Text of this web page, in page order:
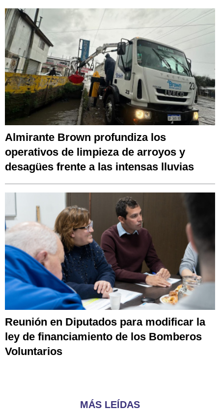
Almirante Brown profundiza los
operativos de limpieza de arroyos y
desagües frente a las intensas lluvias
Reunión en Diputados para modificar la
ley de financiamiento de los Bomberos
Voluntarios
MÁS LEÍDAS